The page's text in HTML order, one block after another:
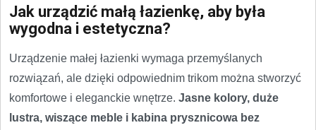
Jak urządzić małą łazienkę, aby była
wygodna i estetyczna?
Urządzenie małej łazienki wymaga przemyślanych
rozwiązań, ale dzięki odpowiednim trikom można stworzyć
komfortowe i eleganckie wnętrze. Jasne kolory, duże
lustra, wiszące meble i kabina prysznicowa bez